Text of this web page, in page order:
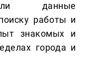
данные
работы и
знакомых и
города и